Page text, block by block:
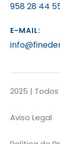
958 28 44
E-MAIL:
2025 |
Aviso Legal